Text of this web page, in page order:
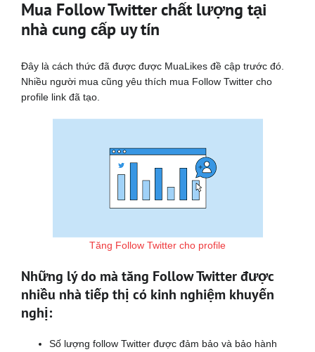
Mua Follow Twitter chất lượng tại
nhà cung cấp uy tín
Đây là cách thức đã được được MuaLikes đề cập trước đó.
Nhiều người mua cũng yêu thích mua Follow Twitter cho
profile link đã tạo.
Tăng Follow Twitter cho profile
Những lý do mà tăng Follow Twitter được
nhiều nhà tiếp thị có kinh nghiệm khuyến
nghị:
Số lượng follow Twitter được đảm bảo và bảo hành